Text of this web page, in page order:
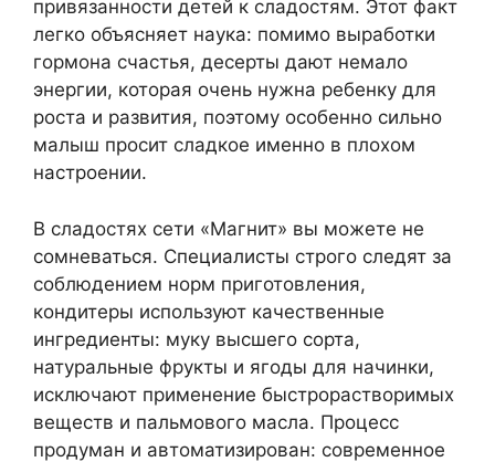
привязанности детей к сладостям. Этот факт
легко объясняет наука: помимо выработки
гормона счастья, десерты дают немало
энергии, которая очень нужна ребенку для
роста и развития, поэтому особенно сильно
малыш просит сладкое именно в плохом
настроении.
В сладостях сети «Магнит» вы можете не
сомневаться. Специалисты строго следят за
соблюдением норм приготовления,
кондитеры используют качественные
ингредиенты: муку высшего сорта,
натуральные фрукты и ягоды для начинки,
исключают применение быстрорастворимых
веществ и пальмового масла. Процесс
продуман и автоматизирован: современное